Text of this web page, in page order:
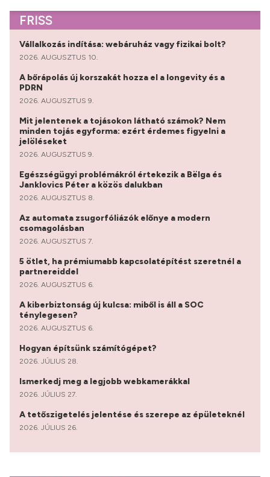
FRISS
Vállalkozás indítása: webáruház vagy fizikai bolt?
2026. AUGUSZTUS 10.
A bőrápolás új korszakát hozza el a longevity és a
PDRN
2026. AUGUSZTUS 9.
Mit jelentenek a tojásokon látható számok? Nem
minden tojás egyforma: ezért érdemes figyelni a
jelöléseket
2026. AUGUSZTUS 9.
Egészségügyi problémákról értekezik a Bëlga és
Janklovics Péter a közös dalukban
2026. AUGUSZTUS 8.
Az automata zsugorfóliázók előnye a modern
csomagolásban
2026. AUGUSZTUS 7.
5 ötlet, ha prémiumabb kapcsolatépítést szeretnél a
partnereiddel
2026. AUGUSZTUS 6.
A kiberbiztonság új kulcsa: miből is áll a SOC
ténylegesen?
2026. AUGUSZTUS 6.
Hogyan építsünk számítógépet?
2026. JÚLIUS 28.
Ismerkedj meg a legjobb webkamerákkal
2026. JÚLIUS 27.
A tetőszigetelés jelentése és szerepe az épületeknél
2026. JÚLIUS 26.